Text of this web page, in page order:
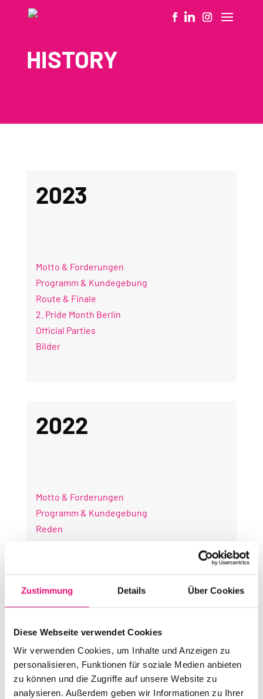
Zustimmung Details Über Cookies
Diese Webseite verwendet Cookies
Wir verwenden Cookies, um Inhalte und Anzeigen zu
personalisieren, Funktionen für soziale Medien anbieten
zu können und die Zugriffe auf unsere Website zu
analysieren. Außerdem geben wir Informationen zu Ihrer
HISTORY
2023
Motto & Forderungen
Programm & Kundegebung
Route & Finale
2. Pride Month Berlin
Official Parties
Bilder
2022
Motto & Forderungen
Programm & Kundegebung
Reden
Startnummern
Bilder
2021